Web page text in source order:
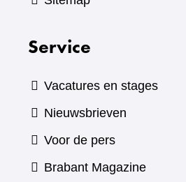
Service
Vacatures en stages
Nieuwsbrieven
Voor de pers
Brabant Magazine(verwijst